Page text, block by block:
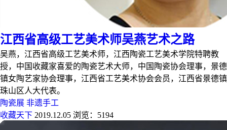
江西省高级工艺美术师吴燕艺术之路
吴燕，江西省高级工艺美术师，江西陶瓷工艺美术学院特聘教
授，中国收藏家喜爱的陶瓷艺术大师，中国陶瓷协会理事，景德
镇女陶艺家协会理事，江西省工艺美术协会会员，江西省景德镇
珠山区人大代表。
陶瓷展 非遗手工
收藏天下 2019.12.05 浏览：5194